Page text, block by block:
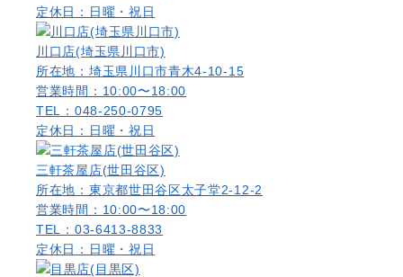
定休日：日曜・祝日
川口店(埼玉県川口市)
所在地：埼玉県川口市青木4-10-15
営業時間：10:00〜18:00
TEL：048-250-0795
定休日：日曜・祝日
三軒茶屋店(世田谷区)
所在地：東京都世田谷区太子堂2-12-2
営業時間：10:00〜18:00
TEL：03-6413-8833
定休日：日曜・祝日